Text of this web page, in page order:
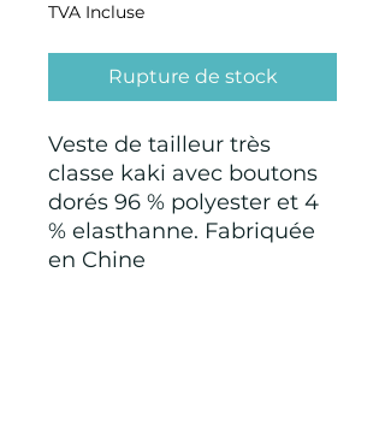
TVA Incluse
Rupture de stock
Veste de tailleur très
classe kaki avec boutons
dorés 96 % polyester et 4
% elasthanne. Fabriquée
en Chine